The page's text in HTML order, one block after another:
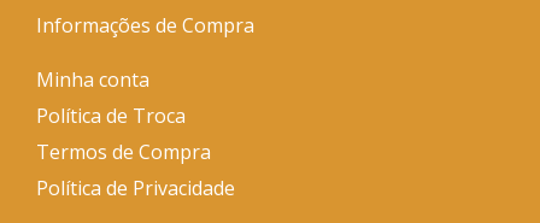
Informações de Compra
Minha conta
Política de Troca
Termos de Compra
Política de Privacidade